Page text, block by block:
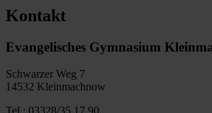
Kontakt
Evangelisches Gymnasium
Schwarzer Weg 7
14532 Kleinmachnow